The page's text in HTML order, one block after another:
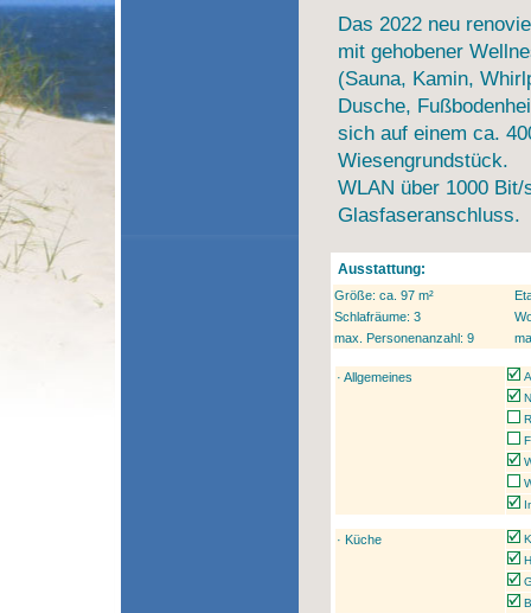
Das 2022 neu
mit gehobener
(Sauna, Kamin,
Dusche,
sich auf einem ca.
Wiesengrundstück.
WLAN über 1000 Bit/
Glasfaseranschluss.
Ausstattung:
Größe: ca. 97 m²
Schlafräume: 3
max. Personenanzahl: 9
· Allgemeines
· Küche